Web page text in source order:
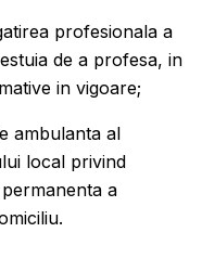
profesionala a
de a profesa, in
in vigoare;
ambulanta al
local privind
a